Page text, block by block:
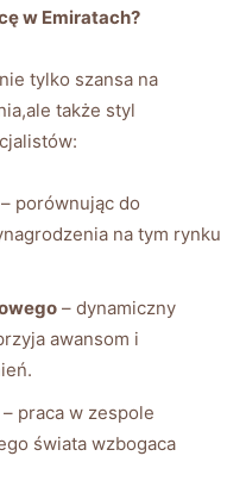
w Emiratach?
tylko szansa na
także styl
– porównując do
na tym rynku
– dynamiczny
awansom i
– praca w zespole
świata wzbogaca